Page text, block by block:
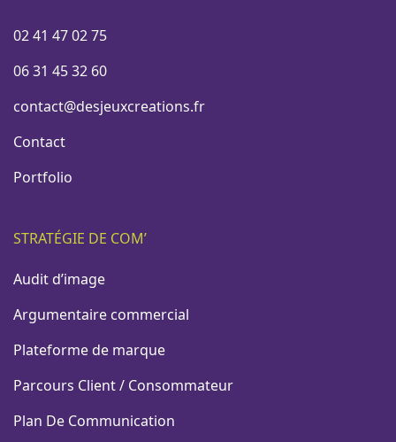
02 41 47 02 75
06 31 45 32 60
contact@desjeuxcreations.fr
Contact
Portfolio
STRATÉGIE DE COM’
Audit d’image
Argumentaire commercial
Plateforme de marque
Parcours Client / Consommateur
Plan De Communication